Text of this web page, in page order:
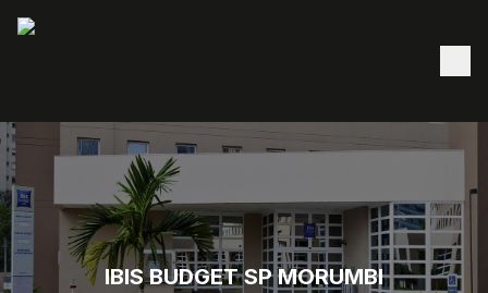
IBIS BUDGET SP MORUMBI